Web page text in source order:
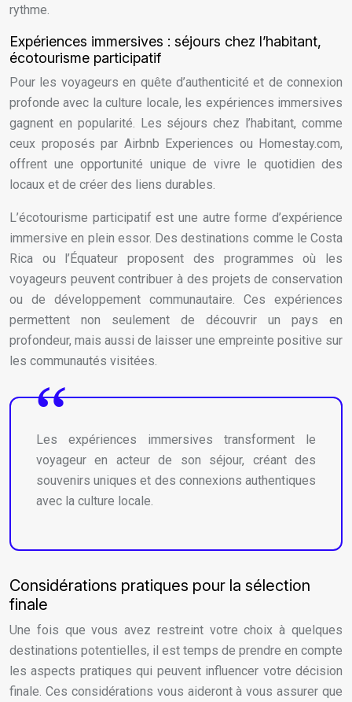
rythme.
Expériences immersives : séjours chez l’habitant,
écotourisme participatif
Pour les voyageurs en quête d’authenticité et de connexion
profonde avec la culture locale, les expériences immersives
gagnent en popularité. Les séjours chez l’habitant, comme
ceux proposés par Airbnb Experiences ou Homestay.com,
offrent une opportunité unique de vivre le quotidien des
locaux et de créer des liens durables.
L’écotourisme participatif est une autre forme d’expérience
immersive en plein essor. Des destinations comme le Costa
Rica ou l’Équateur proposent des programmes où les
voyageurs peuvent contribuer à des projets de conservation
ou de développement communautaire. Ces expériences
permettent non seulement de découvrir un pays en
profondeur, mais aussi de laisser une empreinte positive sur
les communautés visitées.
Les expériences immersives transforment le
voyageur en acteur de son séjour, créant des
souvenirs uniques et des connexions authentiques
avec la culture locale.
Considérations pratiques pour la sélection
finale
Une fois que vous avez restreint votre choix à quelques
destinations potentielles, il est temps de prendre en compte
les aspects pratiques qui peuvent influencer votre décision
finale. Ces considérations vous aideront à vous assurer que